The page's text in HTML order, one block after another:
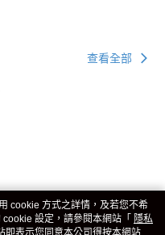
查看全部
cookie 方式之詳情，及若您不希
設定，請參閱本網站「 隱私
表示您同意本公司得按本網站使